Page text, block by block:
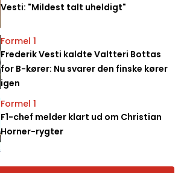
Vesti: "Mildest talt uheldigt"
Formel 1
Frederik Vesti kaldte Valtteri Bottas
for B-kører: Nu svarer den finske kører
igen
Formel 1
F1-chef melder klart ud om Christian
Horner-rygter